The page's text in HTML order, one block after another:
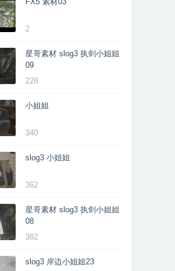
2
星哥素材 slog3 执剑小姐姐
09
228
小姐姐
340
slog3 小姐姐
362
星哥素材 slog3 执剑小姐姐
08
382
slog3 岸边小姐姐23